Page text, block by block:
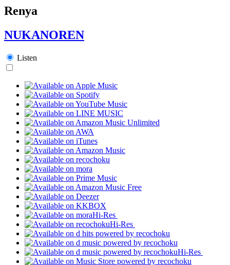
Renya
NUKANOREN
Listen
Hi-Res
Hi-Res
Hi-Res